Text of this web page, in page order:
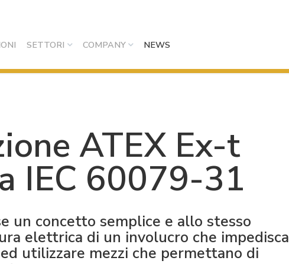
SETTORI COMPANY NEWS
ATEX Ex-t
IEC 60079-31
un concetto semplice e allo stesso
elettrica di un involucro che impedisca
utilizzare mezzi che permettano di